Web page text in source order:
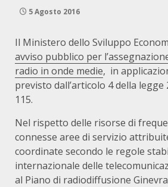
5 Agosto 2016
Il Ministero dello Sviluppo
avviso pubblico per
radio in onde medie, in
previsto dall’articolo 4 della legge
115.
Nel rispetto delle risorse di
connesse aree di servizio
coordinate secondo le regole
internazionale delle
al Piano di radiodiffusione